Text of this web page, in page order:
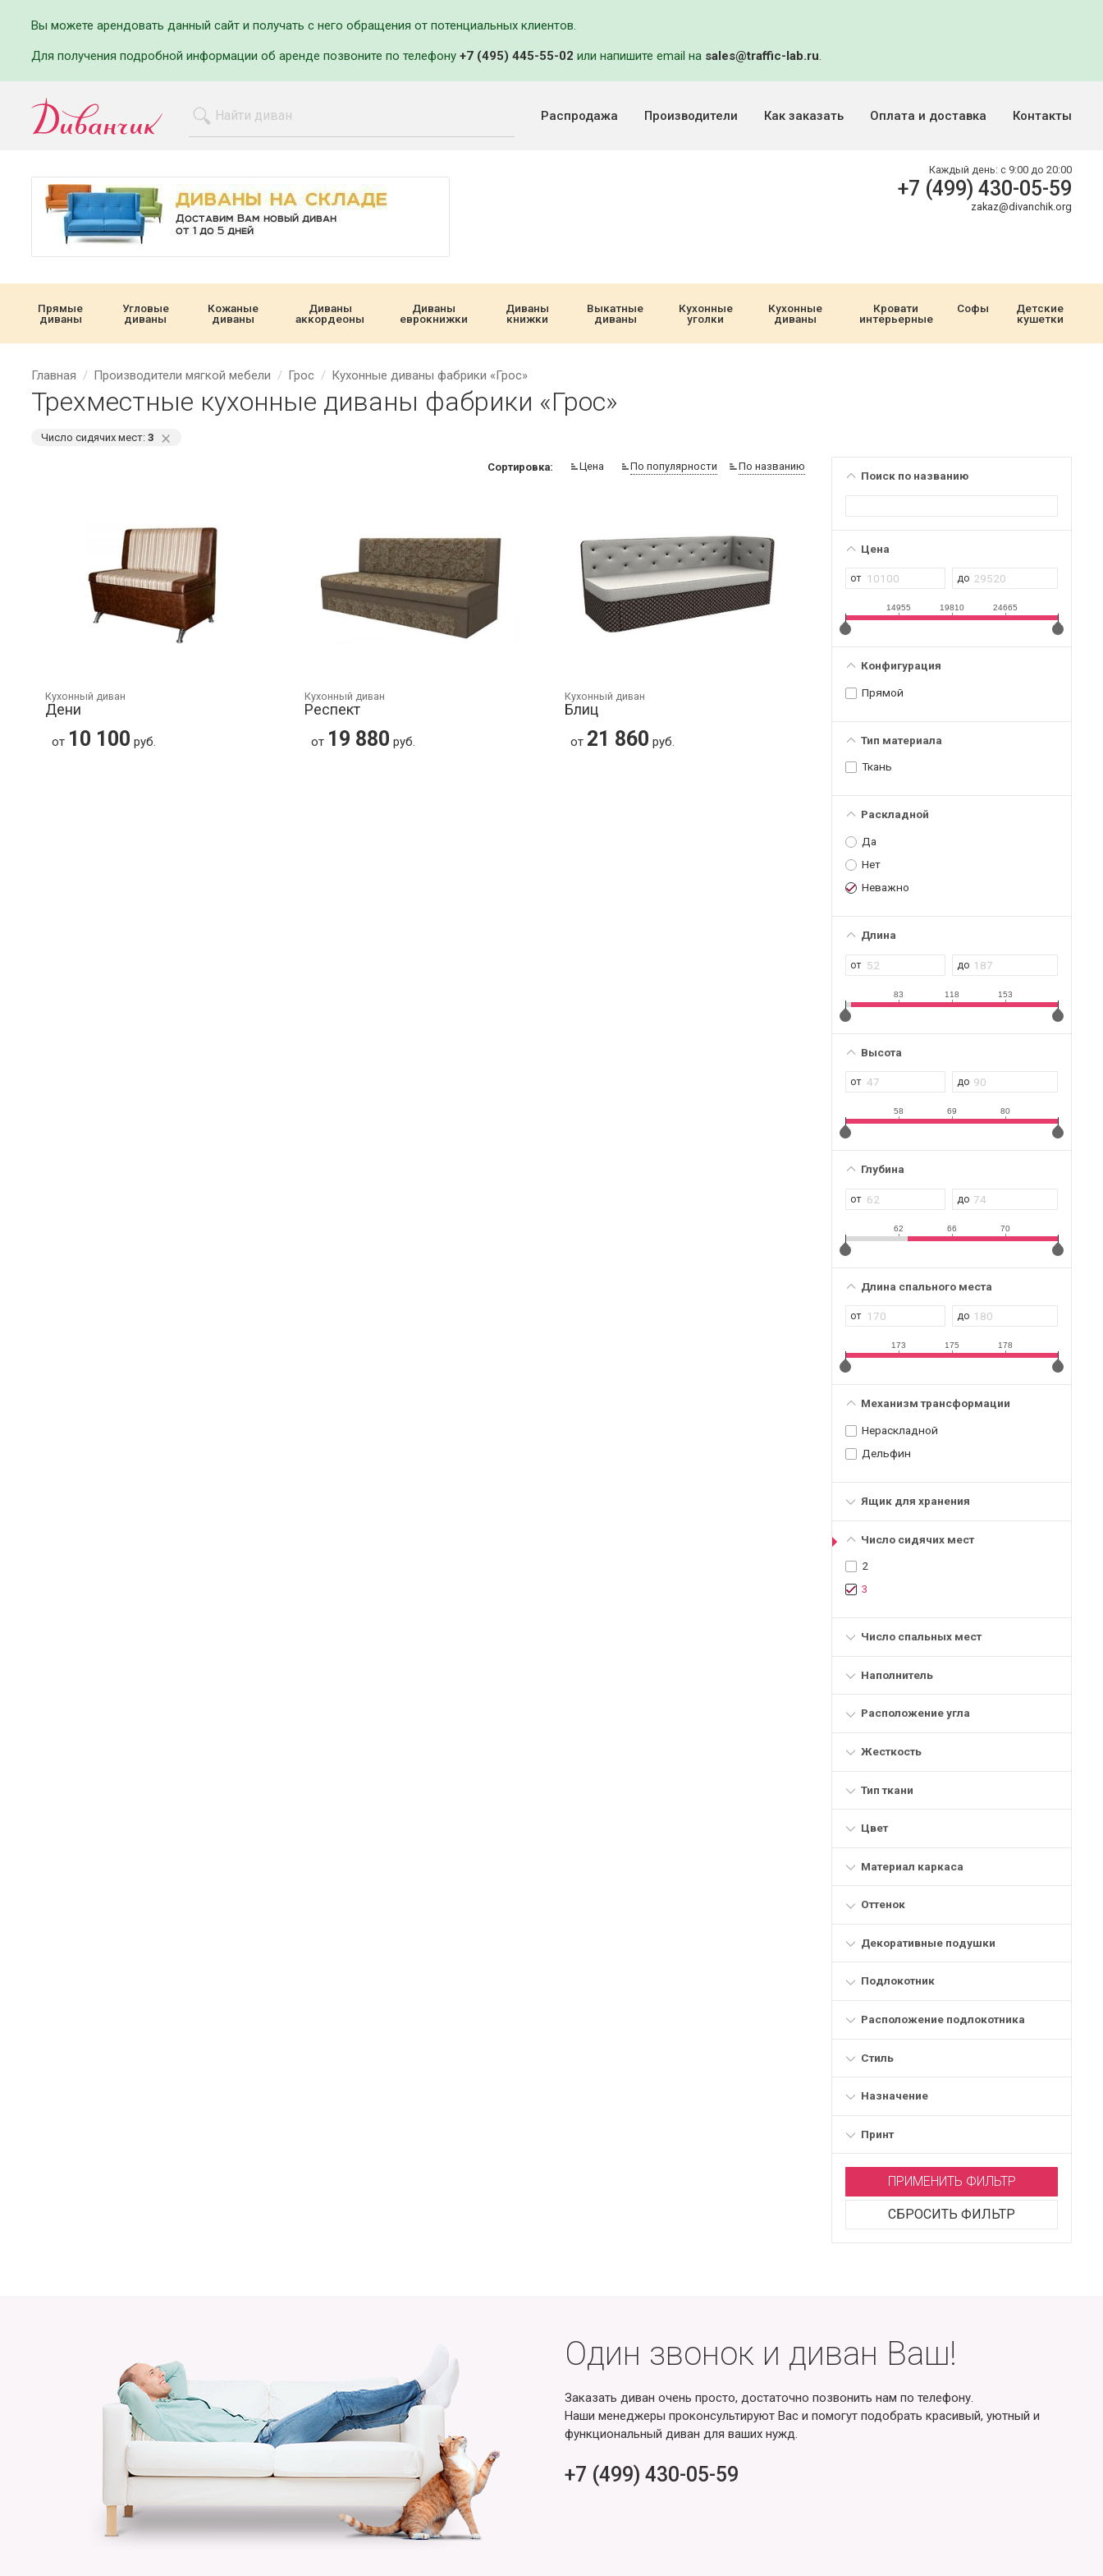
Вы можете арендовать данный сайт и получать с него обращения от потенциальных клиентов.
Для получения подробной информации об аренде позвоните по телефону +7 (495) 445-55-02 или напишите email на sales@traffic-lab.ru.
Распродажа Производители Как заказать Оплата и доставка Контакты
Каждый день: с 9:00 до 20:00
+7 (499) 430-05-59
zakaz@divanchik.org
Прямые
диваны
Угловые
диваны
Кожаные
диваны
Диваны
аккордеоны
Диваны
еврокнижки
Диваны
книжки
Выкатные
диваны
Кухонные
уголки
Кухонные
диваны
Кровати
интерьерные
Софы
Детские
кушетки
Главная Производители мягкой мебели Грос Кухонные диваны фабрики «Грос»
Трехместные кухонные диваны фабрики «Грос»
Поиск по названию
Цена
14955 19810 24665
Конфигурация
Прямой
Тип материала
Ткань
Раскладной
Да
Нет
Неважно
Длина
83 118 153
Высота
58 69 80
Глубина
62 66 70
Длина спального места
173 175 178
Механизм трансформации
Нераскладной
Дельфин
Ящик для хранения
Число сидячих мест
2
3
Число спальных мест
Наполнитель
Расположение угла
Жесткость
Тип ткани
Цвет
Материал каркаса
Оттенок
Декоративные подушки
Подлокотник
Расположение подлокотника
Стиль
Назначение
Принт
ПРИМЕНИТЬ ФИЛЬТР
СБРОСИТЬ ФИЛЬТР
Число сидячих мест: 3 ⨯
Сортировка: Цена По популярности По названию
Кухонный диван
Дени
от 10 100 руб.
Кухонный диван
Респект
от 19 880 руб.
Кухонный диван
Блиц
от 21 860 руб.
Один звонок и диван Ваш!
Заказать диван очень просто, достаточно позвонить нам по телефону.
Наши менеджеры проконсультируют Вас и помогут подобрать красивый, уютный и
функциональный диван для ваших нужд.
+7 (499) 430-05-59